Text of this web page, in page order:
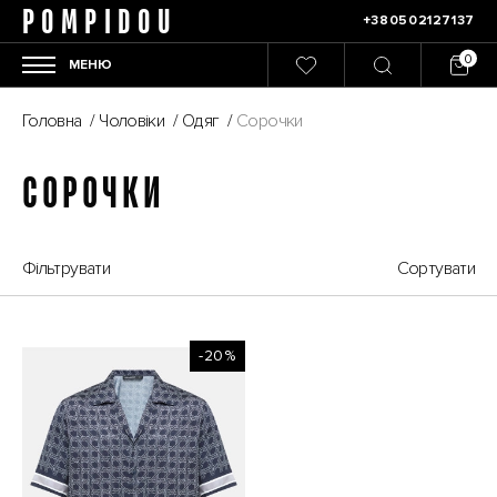
POMPIDOU +380502127137
МЕНЮ
Головна / Чоловіки / Одяг / Сорочки
СОРОЧКИ
Фільтрувати Сортувати
-20%